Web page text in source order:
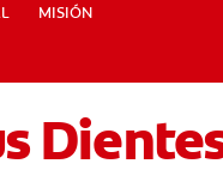
DÓNDE COMPRAR
MISIÓN